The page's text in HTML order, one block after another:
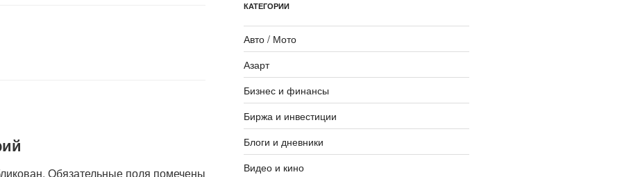
Обязательные поля помечены
КАТЕГОРИИ
Авто / Мото
Азарт
Бизнес и финансы
Биржа и инвестиции
Блоги и дневники
Видео и кино